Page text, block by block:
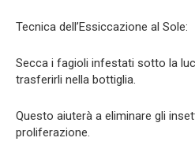
Tecnica dell’Essiccazione al Sole:
Secca i fagioli infestati sotto la
trasferirli nella bottiglia.
Questo aiuterà a eliminare gli
proliferazione.